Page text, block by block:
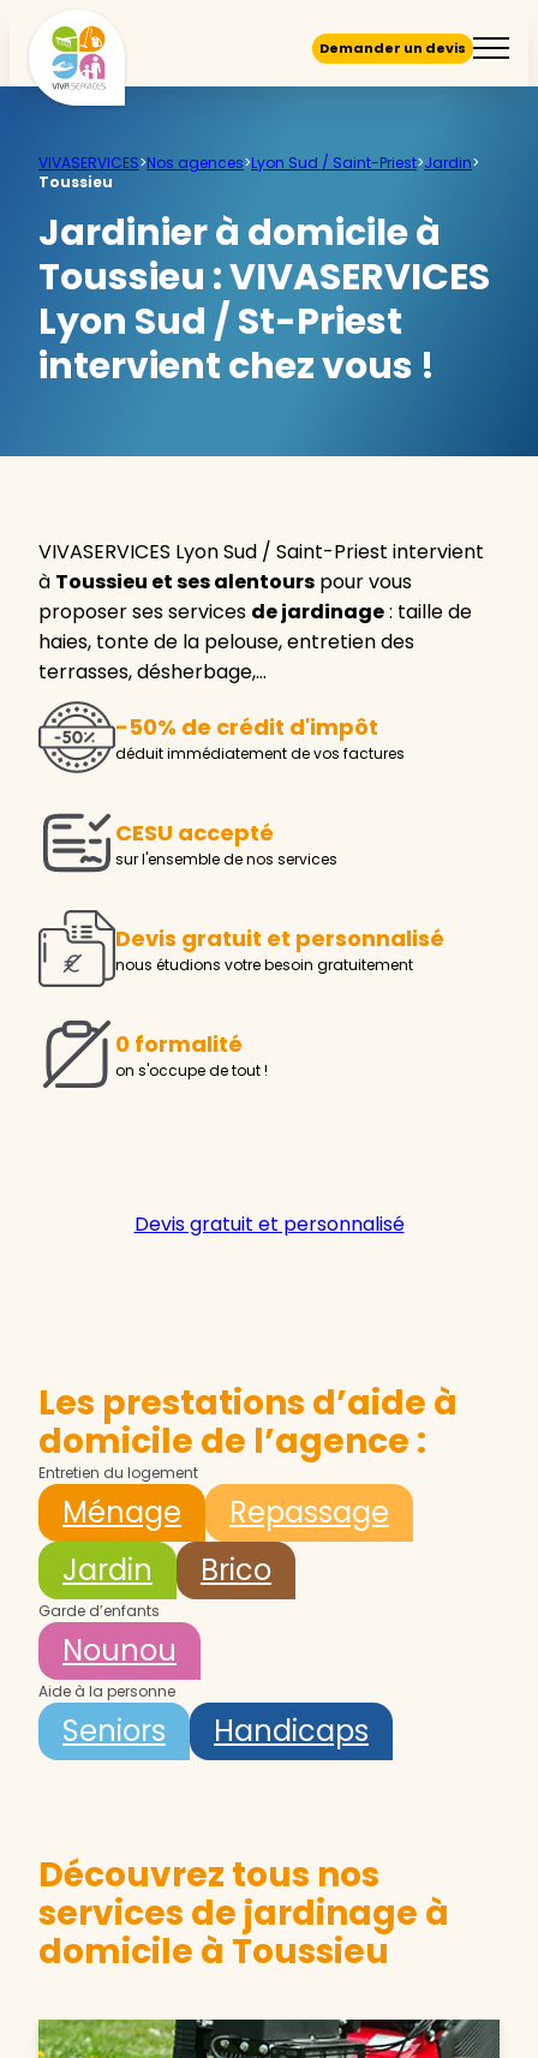
Demander un devis
VIVASERVICES>Nos agences>Lyon Sud / Saint-Priest>Jardin>
Toussieu
Jardinier à domicile à
Toussieu :VIVASERVICES
Lyon Sud / St-Priest
intervient chez vous !
VIVASERVICES Lyon Sud / Saint-Priest intervient
à Toussieu et ses alentours pour vous
proposer ses services de jardinage: taille de
haies, tonte de la pelouse, entretien des
terrasses, désherbage,…
-50% de crédit d'impôt
déduit immédiatement de vos factures
CESU accepté
sur l'ensemble de nos services
Devis gratuit et personnalisé
nous étudions votre besoin gratuitement
0 formalité
on s'occupe de tout !
Devis gratuit et personnalisé
Les prestations d’aide à
domicile de l’agence :
Entretien du logement
Ménage
Repassage
Jardin
Brico
Garde d’enfants
Nounou
Aide à la personne
Seniors Handicaps
Découvrez tous nos
services de jardinage à
domicile à Toussieu